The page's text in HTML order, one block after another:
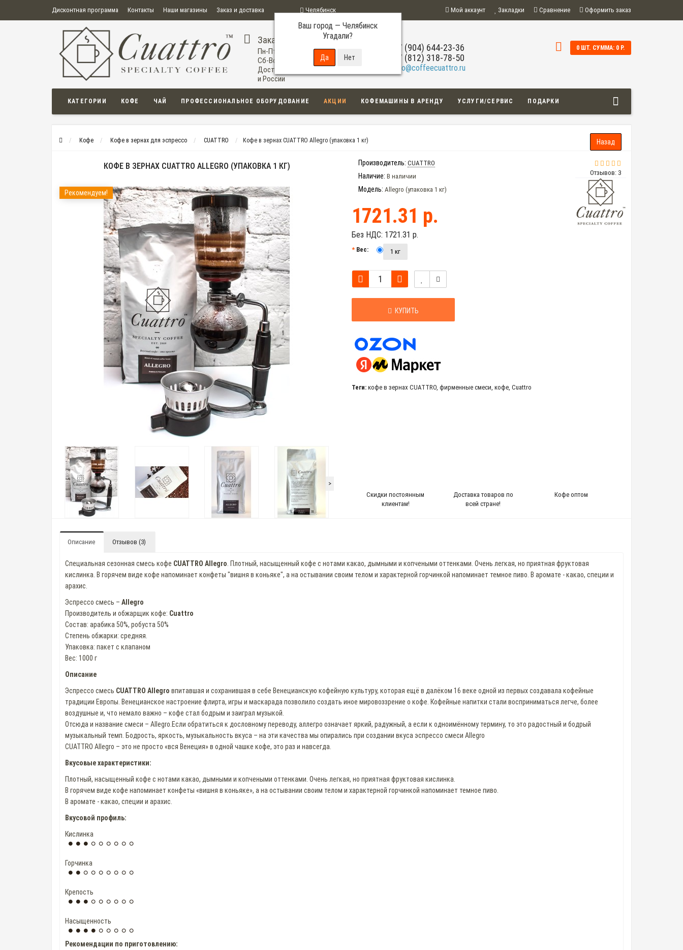
Дисконтная программа Контакты Наши магазины Заказ и доставка
О нас Оплата Правила продажи товаров
Политика конфиденциальности
Политика в отношении обработки персональных данных
Пользовательское соглашение
Челябинск
Ваш город — Челябинск
Угадали?
Мой аккаунт Закладки Сравнение Оформить заказ
Заказ по телефону
Пн-Пт: 09:00-20:00
Сб-Вс: 11:00-18:00
Доставка по Челябинску
и России
+7 (904) 644-23-36
+7 (812) 318-78-50
info@coffeecuattro.ru
0 ШТ. СУММА: 0 Р.
КАТЕГОРИИ КОФЕ ЧАЙ ПРОФЕССИОНАЛЬНОЕ ОБОРУДОВАНИЕ АКЦИИ КОФЕМАШИНЫ В АРЕНДУ УСЛУГИ/СЕРВИС ПОДАРКИ
Кофе Кофе в зернах для эспрессо CUATTRO Кофе в зернах CUATTRO Allegro (упаковка 1 кг)
КОФЕ В ЗЕРНАХ CUATTRO ALLEGRO (УПАКОВКА 1 КГ)
Рекомендуем!
>
Отзывов: 3
Производитель: CUATTRO
Наличие: В наличии
Модель: Allegro (упаковка 1 кг)
1721.31 р.
Без НДС: 1721.31 р.
Вес: 1 кг
КУПИТЬ
Теги: кофе в зернах CUATTRO, фирменные смеси, кофе, Cuattro
Скидки постоянным
клиентам!
Доставка товаров по
всей стране!
Кофе оптом
Описание Отзывов (3)
Специальная сезонная смесь кофе CUATTRO Allegro. Плотный, насыщенный кофе с нотами какао, дымными и копчеными оттенками. Очень легкая, но приятная фруктовая
кислинка. В горячем виде кофе напоминает конфеты "вишня в коньяке", а на остывании своим телом и характерной горчинкой напоминает темное пиво. В аромате - какао, специи и
арахис.
Эспрессо смесь – Allegro
Производитель и обжарщик кофе: Cuattro
Состав: арабика 50%, робуста 50%
Степень обжарки: средняя.
Упаковка: пакет с клапаном
Вес: 1000 г
Описание
Эспрессо смесь CUATTRO Allegro впитавшая и сохранившая в себе Венецианскую кофейную культуру, которая ещё в далёком 16 веке одной из первых создавала кофейные
традиции Европы. Венецианское настроение флирта, игры и маскарада позволило создать иное мировоззрение о кофе. Кофейные напитки стали восприниматься легче, более
воздушные и, что немало важно – кофе стал бодрым и заиграл музыкой.
Отсюда и название смеси – Allegro.Если обратиться к дословному переводу, аллегро означает яркий, радужный, а если к одноимённому термину, то это радостный и бодрый
музыкальный темп. Бодрость, яркость, музыкальность вкуса – на эти качества мы опирались при создании вкуса эспрессо смеси Allegro
CUATTRO Allegro – это не просто «вся Венеция» в одной чашке кофе, это раз и навсегда.
Вкусовые характеристики:
Плотный, насыщенный кофе с нотами какао, дымными и копчеными оттенками. Очень легкая, но приятная фруктовая кислинка.
В горячем виде кофе напоминает конфеты «вишня в коньяке», а на остывании своим телом и характерной горчинкой напоминает темное пиво.
В аромате - какао, специи и арахис.
Вкусовой профиль:
Кислинка
Горчинка
Крепость
Насыщенность
Рекомендации по приготовлению: